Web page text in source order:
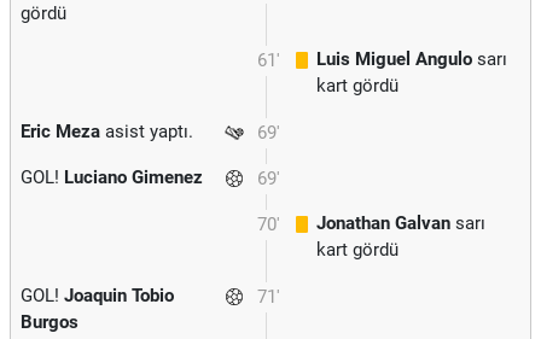
gördü
61' Luis Miguel Angulo sarı
kart gördü
69'
Eric Meza asist yaptı.
69'
GOL! Luciano Gimenez
70' Jonathan Galvan sarı
kart gördü
71'
GOL! Joaquin Tobio
Burgos